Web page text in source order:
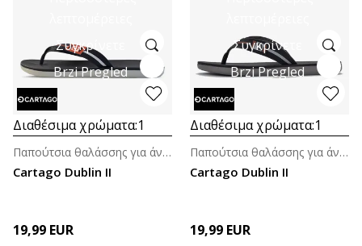
Συγκρίνετε
Brzi Pregled
Διαθέσιμα χρώματα:1
Cartago Dublin II
Παπούτσια θαλάσσης για άνδρες
19,99 EUR
Συγκρίνετε
Brzi Pregled
Διαθέσιμα χρώματα:1
Cartago Dublin II
Παπούτσια θαλάσσης για άνδρες
19,99 EUR